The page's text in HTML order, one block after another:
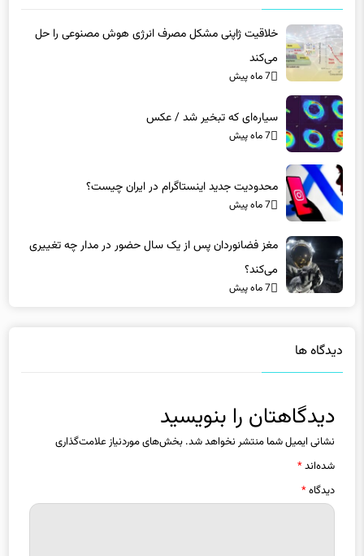
خلاقیت ژاپنی مشکل مصرف انرژی هوش مصنوعی را حل
می‌کند
7 ماه پیش
سیاره‌ای که تبخیر شد / عکس
7 ماه پیش
محدودیت جدید اینستاگرام در ایران چیست؟
7 ماه پیش
مغز فضانوردان پس از یک سال حضور در مدار چه تغییری
می‌کند؟
7 ماه پیش
دیدگاه ها
دیدگاهتان را بنویسید
نشانی ایمیل شما منتشر نخواهد شد. بخش‌های موردنیاز علامت‌گذاری
شده‌اند*
دیدگاه*